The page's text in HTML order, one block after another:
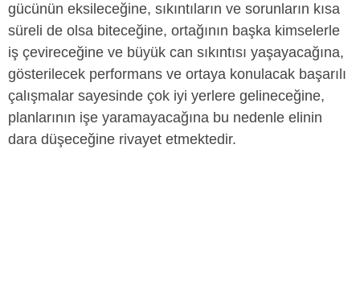
gücünün eksileceğine, sıkıntıların ve sorunların kısa
süreli de olsa biteceğine, ortağının başka kimselerle
iş çevireceğine ve büyük can sıkıntısı yaşayacağına,
gösterilecek performans ve ortaya konulacak başarılı
çalışmalar sayesinde çok iyi yerlere gelineceğine,
planlarının işe yaramayacağına bu nedenle elinin
dara düşeceğine rivayet etmektedir.